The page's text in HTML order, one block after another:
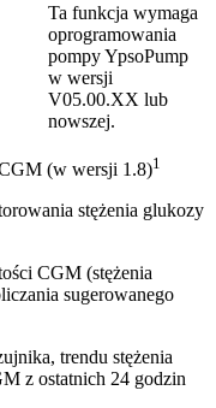
Ta funkcja wymaga
oprogramowania
pompy YpsoPump
w wersji
V05.00.XX lub
nowszej.
(w wersji 1.8)1
stężenia glukozy
CGM (stężenia
sugerowanego
trendu stężenia
z ostatnich 24 godzin